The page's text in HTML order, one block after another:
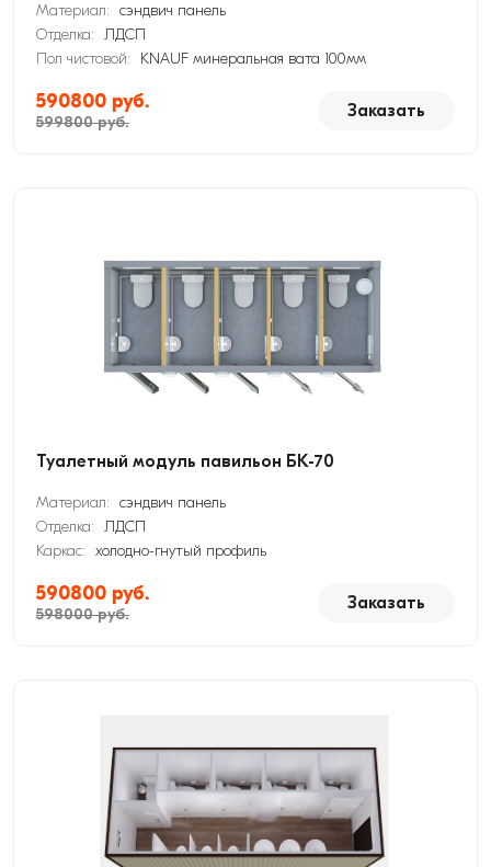
Материал: сэндвич панель
Отделка: ЛДСП
Пол чистовой:
KNAUF минеральная вата 100мм
590800 руб.
599800 руб.
Заказать
Туалетный модуль павильон БК-70
Материал: сэндвич панель
Отделка: ЛДСП
Каркас: холодно-гнутый профиль
590800 руб.
598000 руб.
Заказать